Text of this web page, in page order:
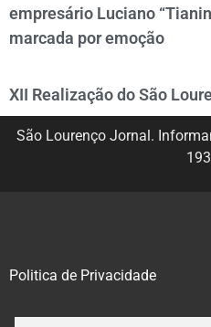
empresário Luciano
marcada por emoção
XII Realização do São
São Lourenço Jornal.
Politica de Privacidade